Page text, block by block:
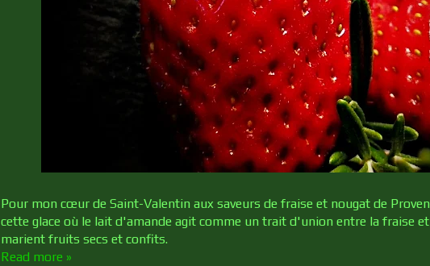
Pour mon cœur de Saint-Valentin aux saveurs de fraise et nougat de
cette glace où le lait d'amande agit comme un trait d'union entre la fraise
marient fruits secs et confits.
Read more »